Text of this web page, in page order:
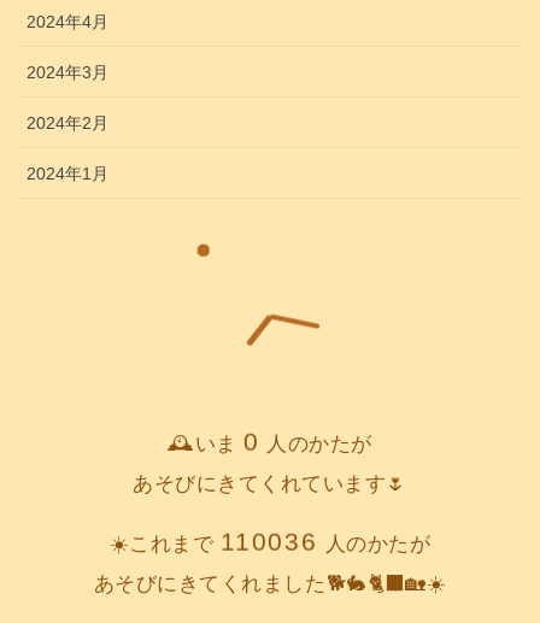
2024年4月
2024年3月
2024年2月
2024年1月
🕰️いま0 人のかたが
あそびにきてくれています🌷
☀️これまで 110036
人のかたが
あそびにきてくれました🐕️🐇🐈‍⬛🏡☀️